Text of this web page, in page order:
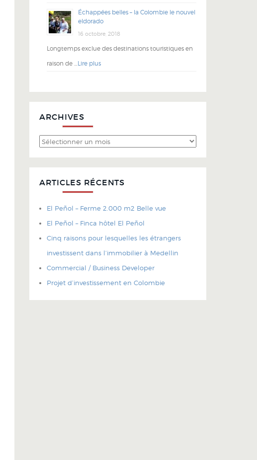
Échappées belles – la Colombie le nouvel
eldorado
16 octobre, 2018
Longtemps exclue des destinations touristiques en
raison de …Lire plus
ARCHIVES
Archives
ARTICLES RÉCENTS
El Peñol – Ferme 2.000 m2 Belle vue
El Peñol – Finca hôtel El Peñol
Cinq raisons pour lesquelles les étrangers
investissent dans l’immobilier à Medellin
Commercial / Business Developer
Projet d’investissement en Colombie